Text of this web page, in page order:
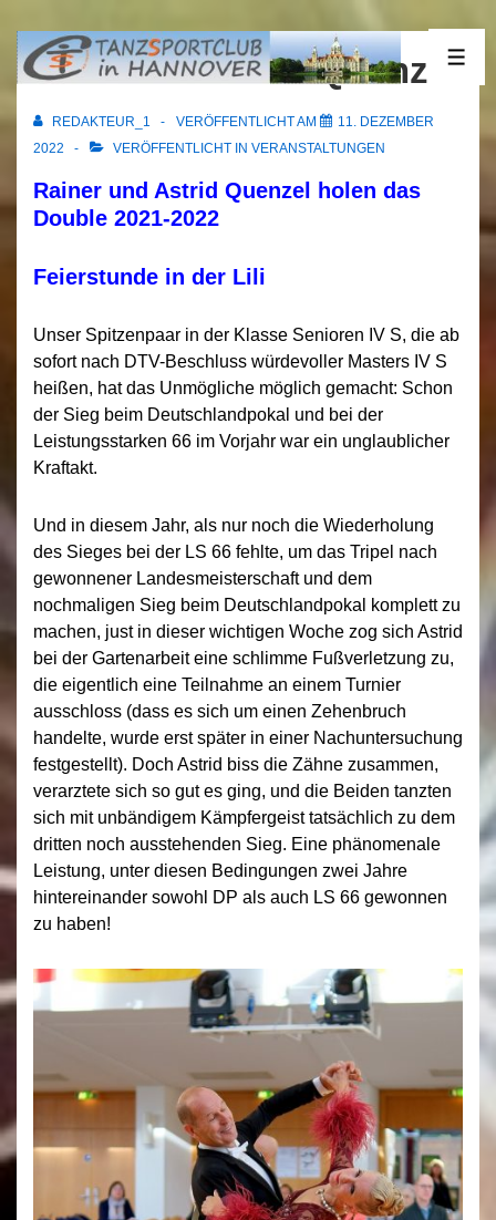
Zum
Inhalt23.11.2022 Feier Quenzel
REDAKTEUR_1 VERÖFFENTLICHT AM
11. DEZEMBER
2022
VERÖFFENTLICHT IN VERANSTALTUNGEN
Rainer und Astrid Quenzel holen das
Double 2021-2022
Feierstunde in der Lili
Unser Spitzenpaar in der Klasse Senioren IV S, die ab
sofort nach DTV-Beschluss würdevoller Masters IV S
heißen, hat das Unmögliche möglich gemacht: Schon
der Sieg beim Deutschlandpokal und bei der
Leistungsstarken 66 im Vorjahr war ein unglaublicher
Kraftakt.
Und in diesem Jahr, als nur noch die Wiederholung
des Sieges bei der LS 66 fehlte, um das Tripel nach
gewonnener Landesmeisterschaft und dem
nochmaligen Sieg beim Deutschlandpokal komplett zu
machen, just in dieser wichtigen Woche zog sich Astrid
bei der Gartenarbeit eine schlimme Fußverletzung zu,
die eigentlich eine Teilnahme an einem Turnier
ausschloss (dass es sich um einen Zehenbruch
handelte, wurde erst später in einer Nachuntersuchung
festgestellt). Doch Astrid biss die Zähne zusammen,
verarztete sich so gut es ging, und die Beiden tanzten
sich mit unbändigem Kämpfergeist tatsächlich zu dem
dritten noch ausstehenden Sieg. Eine phänomenale
Leistung, unter diesen Bedingungen zwei Jahre
hintereinander sowohl DP als auch LS 66 gewonnen
zu haben!